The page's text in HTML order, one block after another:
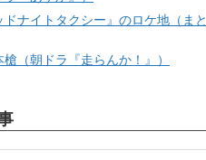
ナイトタクシー』のロケ地（まと
（朝ドラ『走らんか！』）